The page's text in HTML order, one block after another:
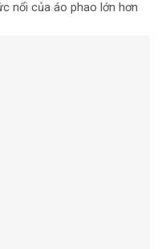
nổi của áo phao lớn hơn